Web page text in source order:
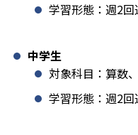
学習形態：週2
中学生
対象科目：算数
学習形態：週2